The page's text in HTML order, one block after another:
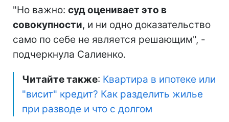
"Но важно: суд оценивает это в
совокупности, и ни одно доказательство
само по себе не является решающим", -
подчеркнула Салиенко.
Читайте также: Квартира в ипотеке или
"висит" кредит? Как разделить жилье
при разводе и что с долгом